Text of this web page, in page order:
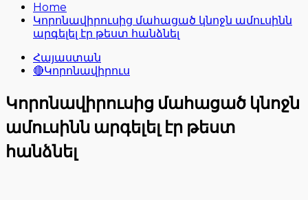
Home
Կորոնավիրուսից մահացած կնոջն ամուսինն
արգելել էր թեստ հանձնել
Հայաստան
🔴Կորոնավիրուս
Կորոնավիրուսից մահացած կնոջն
ամուսինն արգելել էր թեստ
հանձնել